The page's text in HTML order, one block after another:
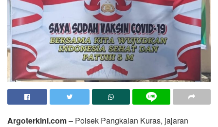
Argoterkini.com– Polsek Pangkalan Kuras, jajaran